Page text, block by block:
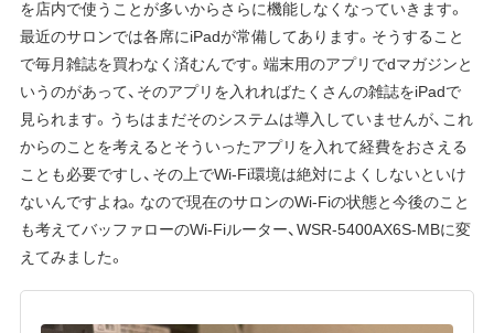
を店内で使うことが多いからさらに機能しなくなっていきます。
最近のサロンでは各席にiPadが常備してあります。そうすること
で毎月雑誌を買わなく済むんです。端末用のアプリでdマガジンと
いうのがあって、そのアプリを入れればたくさんの雑誌をiPadで
見られます。うちはまだそのシステムは導入していませんが、これ
からのことを考えるとそういったアプリを入れて経費をおさえる
ことも必要ですし、その上でWi-Fi環境は絶対によくしないといけ
ないんですよね。なので現在のサロンのWi-Fiの状態と今後のこと
も考えてバッファローのWi-Fiルーター、WSR-5400AX6S-MBに変
えてみました。